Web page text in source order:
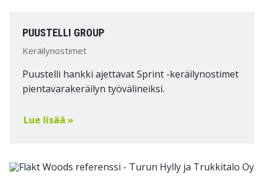
PUUSTELLI GROUP
Keräilynostimet
Puustelli hankki ajettavat Sprint -keräilynostimet
pientavarakeräilyn työvälineiksi.
Lue lisää »